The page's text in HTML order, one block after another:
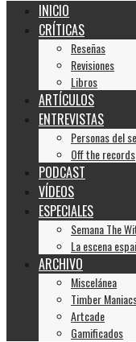
INICIO
CRÍTICAS
Reseñas
Revisiones
Libros
ARTÍCULOS
ENTREVISTAS
Personas del
Off the records
PODCAST
VÍDEOS
ESPECIALES
Semana The
La escena
ARCHIVO
Miscelánea
Timber
Artcade
Gamificados